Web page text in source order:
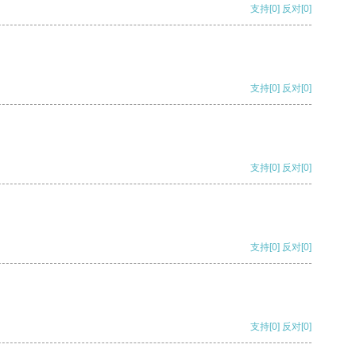
支持[0] 反对[0]
支持[0] 反对[0]
支持[0] 反对[0]
支持[0] 反对[0]
支持[0] 反对[0]